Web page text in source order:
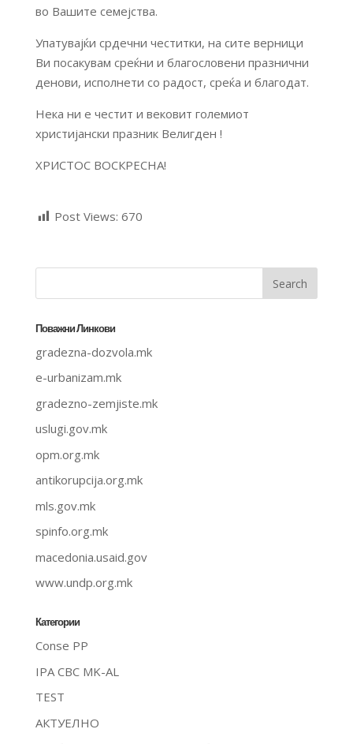
во Вашите семејства.
Упатувајќи срдечни честитки, на сите верници
Ви посакувам среќни и благословени празнични
денови, исполнети со радост, среќа и благодат.
Нека ни е честит и вековит големиот
христијански празник Велигден !
ХРИСТОС ВОСКРЕСНА!
Post Views: 670
Поважни Линкови
gradezna-dozvola.mk
e-urbanizam.mk
gradezno-zemjiste.mk
uslugi.gov.mk
opm.org.mk
antikorupcija.org.mk
mls.gov.mk
spinfo.org.mk
macedonia.usaid.gov
www.undp.org.mk
Категории
Conse PP
IPA CBC MK-AL
TEST
АКТУЕЛНО